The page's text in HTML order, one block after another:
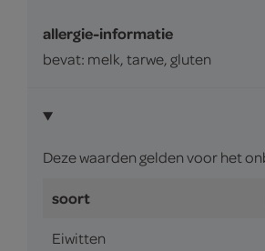
allergie-informatie
bevat: melk, tarwe, gluten
Deze waarden gelden voor het
soort
Eiwitten